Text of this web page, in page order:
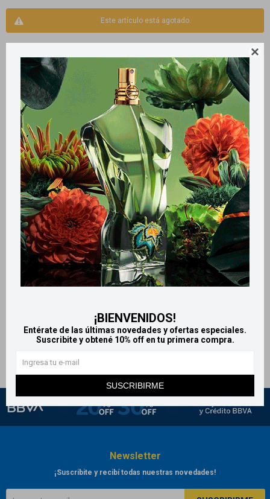

¡BIENVENIDOS!
Entérate de las últimas novedades y ofertas especiales.
Suscribite y obtené 10% off en tu primera compra.
SUSCRIBIRME
Este artículo está agotado.
Productos que te pueden interesar
LlegaMAÑANA
LlegaMAÑANA
$ 228
LlegaMAÑANA
LlegaMAÑANA
$ 312
Newsletter
¡Suscribite y recibí todas nuestras novedades!